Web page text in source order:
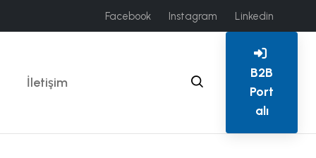
Facebook Instagram Linkedin
İletişim
B2B
Port
alı